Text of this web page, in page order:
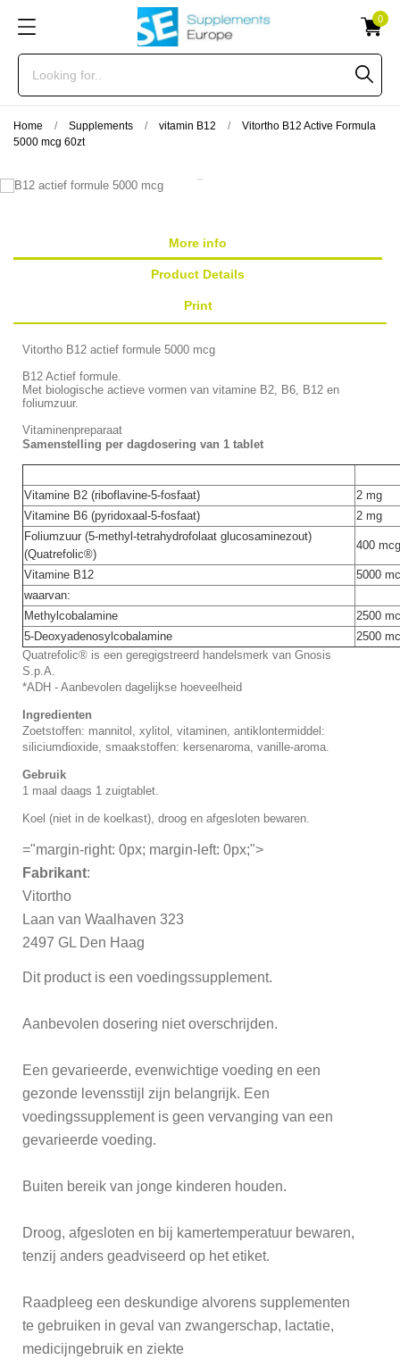
0
Home Supplements vitamin B12
Vitortho B12 Active Formula
5000 mcg 60zt
More info
Product Details
Print
Vitortho B12 actief formule 5000 mcg
B12 Actief formule.
Met biologische actieve vormen van vitamine B2, B6, B12 en
foliumzuur.
Vitaminenpreparaat
Samenstelling per dagdosering van 1 tablet
Vitamine B2 (riboflavine-5-fosfaat)
2 mg
Vitamine B6 (pyridoxaal-5-fosfaat)
2 mg
Foliumzuur (5-methyl-tetrahydrofolaat glucosaminezout)
(Quatrefolic®)
400 mcg
Vitamine B12
5000
waarvan:
Methylcobalamine
2500
5-Deoxyadenosylcobalamine
2500
Quatrefolic® is een geregigstreerd handelsmerk van Gnosis
S.p.A.
*ADH - Aanbevolen dagelijkse hoeveelheid
Ingredienten
Zoetstoffen: mannitol, xylitol, vitaminen, antiklontermiddel:
siliciumdioxide, smaakstoffen: kersenaroma, vanille-aroma.
Gebruik
1 maal daags 1 zuigtablet.
Koel (niet in de koelkast), droog en afgesloten bewaren.
="margin-right: 0px; margin-left: 0px;">
Fabrikant:
Vitortho
Laan van Waalhaven 323
2497 GL Den Haag
Dit product is een voedingssupplement.
Aanbevolen dosering niet overschrijden.
Een gevarieerde, evenwichtige voeding en een
gezonde levensstijl zijn belangrijk. Een
voedingssupplement is geen vervanging van een
gevarieerde voeding.
Buiten bereik van jonge kinderen houden.
Droog, afgesloten en bij kamertemperatuur bewaren,
tenzij anders geadviseerd op het etiket.
Raadpleeg een deskundige alvorens supplementen
te gebruiken in geval van zwangerschap, lactatie,
medicijngebruik en ziekte